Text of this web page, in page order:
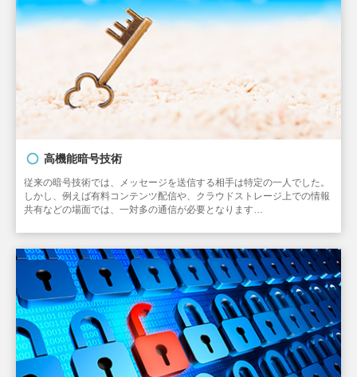
高機能暗号技術
従来の暗号技術では、メッセージを送信する相手は特定の一人でした。
しかし、例えば有料コンテンツ配信や、クラウドストレージ上での情報
共有などの場面では、一対多の通信が必要となります…